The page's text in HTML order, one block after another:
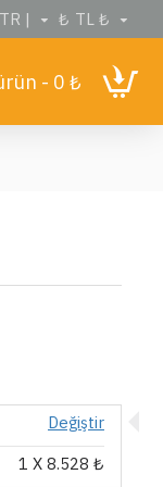
TR | ₺ TL ₺
- 0 ₺
Değiştir
1 X 8.528 ₺